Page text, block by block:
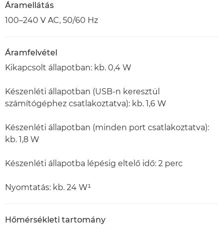
Áramellátás
100–240 V AC, 50/60 Hz
Áramfelvétel
Kikapcsolt állapotban: kb. 0,4 W
Készenléti állapotban (USB-n keresztül
számítógéphez csatlakoztatva): kb. 1,6 W
Készenléti állapotban (minden port csatlakoztatva):
kb. 1,8 W
Készenléti állapotba lépésig eltelő idő: 2 perc
Nyomtatás: kb. 24 W¹
Hőmérsékleti tartomány